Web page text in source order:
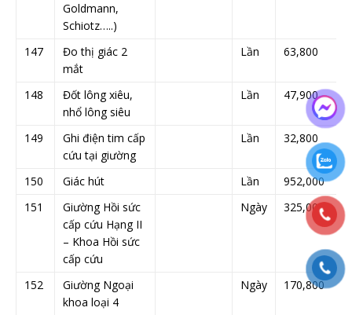
Goldmann,
Schiotz…..)
147
Đo thị giác 2
mắt
Lần 63,800
148
Đốt lông xiêu,
nhổ lông siêu
Lần 47,900
149
Ghi điện tim cấp
cứu tại giường
Lần 32,800
150 Giác hút Lần
952,000
151
Giường Hồi sức
cấp cứu Hạng II
– Khoa Hồi sức
cấp cứu
Ngày 325,000
152
Giường Ngoại
khoa loại 4
Ngày 170,800